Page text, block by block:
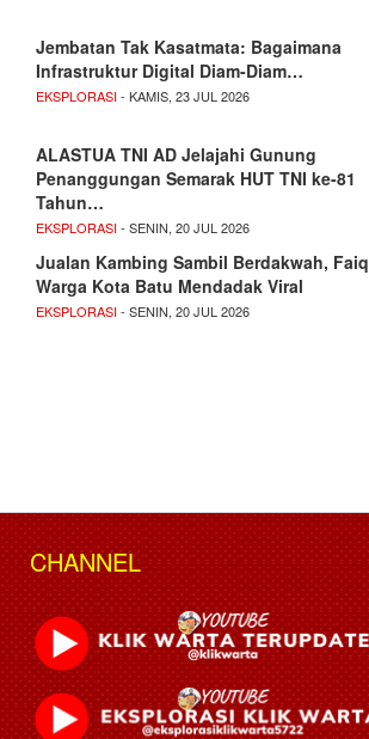
Jembatan Tak Kasatmata: Bagaimana
Infrastruktur Digital Diam-Diam…
EKSPLORASI- KAMIS, 23 JUL 2026
ALASTUA TNI AD Jelajahi Gunung
Penanggungan Semarak HUT TNI ke-81
Tahun…
EKSPLORASI- SENIN, 20 JUL 2026
Jualan Kambing Sambil Berdakwah, Faiq
Warga Kota Batu Mendadak Viral
EKSPLORASI- SENIN, 20 JUL 2026
CHANNEL